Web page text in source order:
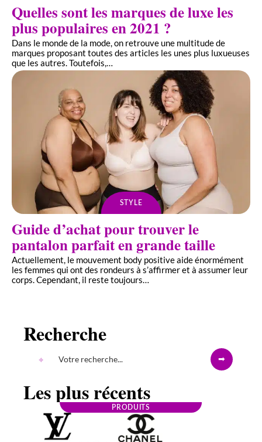
Quelles sont les marques de luxe les
plus populaires en 2021 ?
Dans le monde de la mode, on retrouve une multitude de
marques proposant toutes des articles les unes plus luxueuses
que les autres. Toutefois,…
STYLE
Guide d’achat pour trouver le
pantalon parfait en grande taille
Actuellement, le mouvement body positive aide énormément
les femmes qui ont des rondeurs à s’affirmer et à assumer leur
corps. Cependant, il reste toujours
Recherche
Les plus récents
PRODUITS